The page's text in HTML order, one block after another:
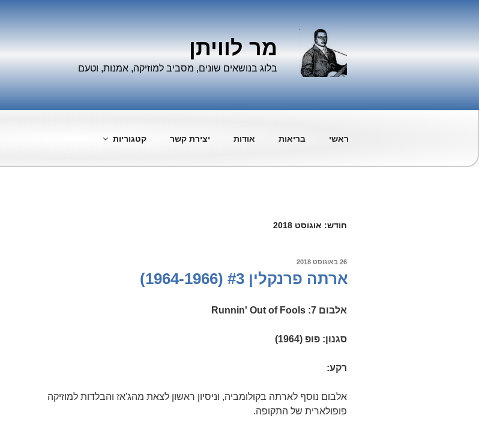
מר לוויתן
בלוג בנושאים שונים, מסביב למוזיקה, אמנות, וטעם
ראשי בריאות אודות יצירת קשר קטגוריות
חודש: אוגוסט 2018
פורסם
26 באוגוסט 2018
ארתה פרנקלין #3 (1964-1966)
אלבום 7: Runnin' Out of Fools
סגנון: פופ (1964)
רקע:
אלבום נוסף לארתה בקולומביה, וניסיון ראשון לצאת מהג'אז והבלדות למוזיקה
פופולארית של התקופה.